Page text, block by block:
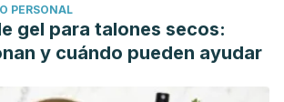
13(2), 142–144.
1559827618818044
Wendy Wood, and Jeffrey M. Quinn. 2006.
Performance. CURRENT DIRECTIONS IN
PERSONAL
gel para talones secos:
y cuándo pueden ayudar